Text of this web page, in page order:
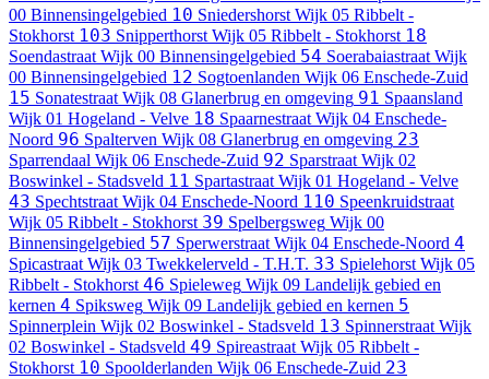
00 Binnensingelgebied 10 Sniedershorst Wijk 05 Ribbelt -
Stokhorst 103 Snipperthorst Wijk 05 Ribbelt - Stokhorst 18
Soendastraat Wijk 00 Binnensingelgebied 54 Soerabaiastraat Wijk
00 Binnensingelgebied 12 Sogtoenlanden Wijk 06 Enschede-Zuid
15 Sonatestraat Wijk 08 Glanerbrug en omgeving 91 Spaansland
Wijk 01 Hogeland - Velve 18 Spaarnestraat Wijk 04 Enschede-
Noord 96 Spalterven Wijk 08 Glanerbrug en omgeving 23
Sparrendaal Wijk 06 Enschede-Zuid 92 Sparstraat Wijk 02
Boswinkel - Stadsveld 11 Spartastraat Wijk 01 Hogeland - Velve
43 Spechtstraat Wijk 04 Enschede-Noord 110 Speenkruidstraat
Wijk 05 Ribbelt - Stokhorst 39 Spelbergsweg Wijk 00
Binnensingelgebied 57 Sperwerstraat Wijk 04 Enschede-Noord 4
Spicastraat Wijk 03 Twekkelerveld - T.H.T. 33 Spielehorst Wijk 05
Ribbelt - Stokhorst 46 Spieleweg Wijk 09 Landelijk gebied en
kernen 4 Spiksweg Wijk 09 Landelijk gebied en kernen 5
Spinnerplein Wijk 02 Boswinkel - Stadsveld 13 Spinnerstraat Wijk
02 Boswinkel - Stadsveld 49 Spireastraat Wijk 05 Ribbelt -
Stokhorst 10 Spoolderlanden Wijk 06 Enschede-Zuid 23